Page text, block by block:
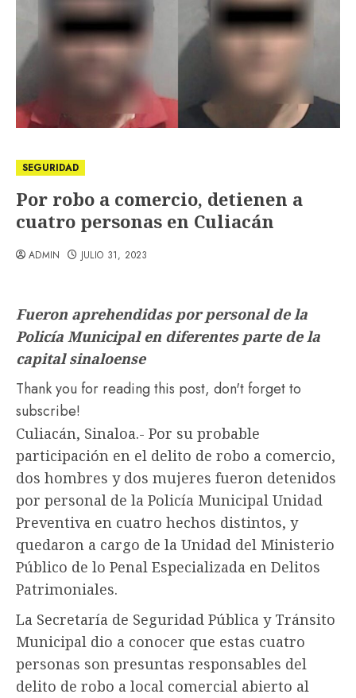
SEGURIDAD
Por robo a comercio, detienen a
cuatro personas en Culiacán
ADMIN JULIO 31, 2023
Fueron aprehendidas por personal de la
Policía Municipal en diferentes parte de la
capital sinaloense
Thank you for reading this post, don't forget to
subscribe!
Culiacán, Sinaloa.- Por su probable
participación en el delito de robo a comercio,
dos hombres y dos mujeres fueron detenidos
por personal de la Policía Municipal Unidad
Preventiva en cuatro hechos distintos, y
quedaron a cargo de la Unidad del Ministerio
Público de lo Penal Especializada en Delitos
Patrimoniales.
La Secretaría de Seguridad Pública y Tránsito
Municipal dio a conocer que estas cuatro
personas son presuntas responsables del
delito de robo a local comercial abierto al